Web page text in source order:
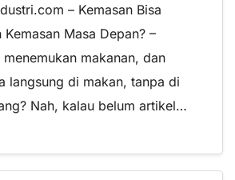
– Kemasan Bisa
Masa Depan? –
makanan, dan
langsung di makan, tanpa di
Nah, kalau belum artikel…